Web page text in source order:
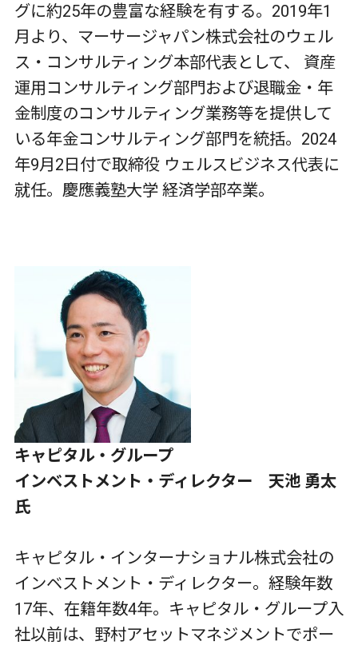
グに約25年の豊富な経験を有する。2019年1
月より、マーサージャパン株式会社のウェル
ス・コンサルティング本部代表として、 資産
運用コンサルティング部門および退職金・年
金制度のコンサルティング業務等を提供して
いる年金コンサルティング部門を統括。2024
年9月2日付で取締役 ウェルスビジネス代表に
就任。慶應義塾大学 経済学部卒業。
キャピタル・グループ
インベストメント・ディレクター 天池 勇太
氏
キャピタル・インターナショナル株式会社の
インベストメント・ディレクター。経験年数
17年、在籍年数4年。キャピタル・グループ入
社以前は、野村アセットマネジメントでポー